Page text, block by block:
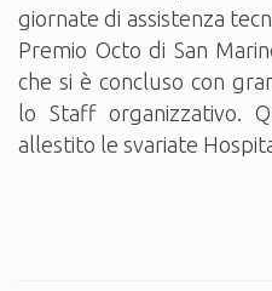
giornate di assistenza
Premio Octo di San
che si è concluso con
lo Staff organizzativo.
allestito le svariate